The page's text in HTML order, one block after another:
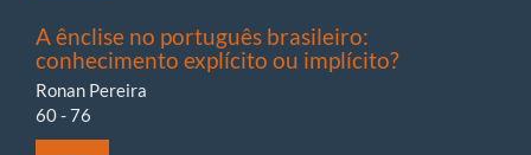
A ênclise no português brasileiro:
conhecimento explícito ou implícito?
Ronan Pereira
60 - 76